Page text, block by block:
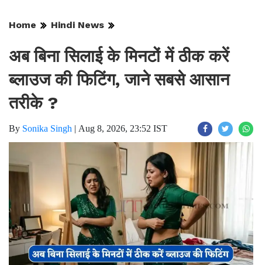
Home Hindi News
अब बिना सिलाई के मिनटों में ठीक करें
ब्लाउज की फिटिंग, जाने सबसे आसान
तरीके ?
By Sonika Singh | Aug 8, 2026, 23:52 IST